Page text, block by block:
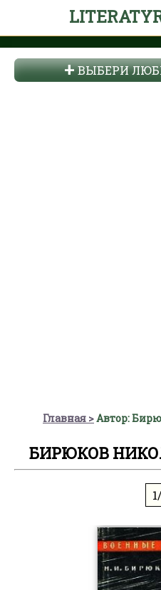
ВЫБЕРИ
Главная Автор:
БИРЮКОВ